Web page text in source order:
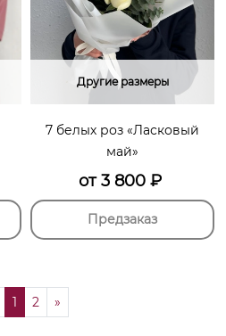
Другие размеры
7 белых роз «Ласковый
май»
от3 800 ₽
Предзаказ
1 2 »